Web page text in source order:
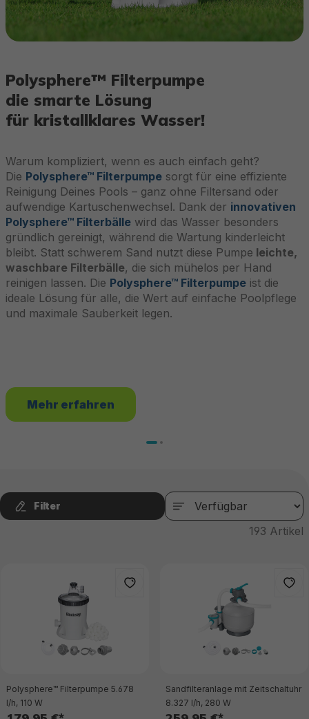
Polysphere™ Filterpumpe
die smarte Lösung
für kristallklares Wasser!
Warum kompliziert, wenn es auch einfach geht?
Die Polysphere™ Filterpumpe sorgt für eine effiziente
Reinigung Deines Pools – ganz ohne Filtersand oder
aufwendige Kartuschenwechsel. Dank der innovativen
Polysphere™ Filterbälle wird das Wasser besonders
gründlich gereinigt, während die Wartung kinderleicht
bleibt. Statt schwerem Sand nutzt diese Pumpe leichte,
waschbare Filterbälle, die sich mühelos per Hand
reinigen lassen. Die Polysphere™ Filterpumpe ist die
ideale Lösung für alle, die Wert auf einfache Poolpflege
und maximale Sauberkeit legen.
Mehr erfahren
Filter
193 Artikel
Polysphere™ Filterpumpe 5.678
l/h, 110 W
Sandfilteranlage mit Zeitschaltuhr
8.327 l/h, 280 W